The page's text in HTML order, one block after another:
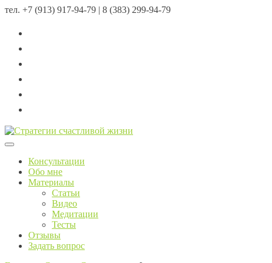
тел. +7 (913) 917-94-79 | 8 (383) 299-94-79
Menu
Консультации
Обо мне
Материалы
Статьи
Видео
Медитации
Тесты
Отзывы
Задать вопрос